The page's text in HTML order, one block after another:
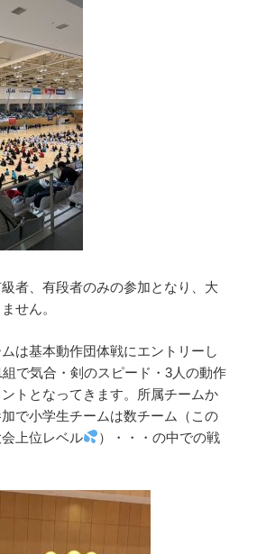
者、有段者のみの参加となり、大
せん。
は基本動作団体戦にエントリーし
で気合・剣のスピード・3人の動作
トとなってきます。所属チームか
で小学生チームは数チーム（この
上位レベル
）・・・の中での戦